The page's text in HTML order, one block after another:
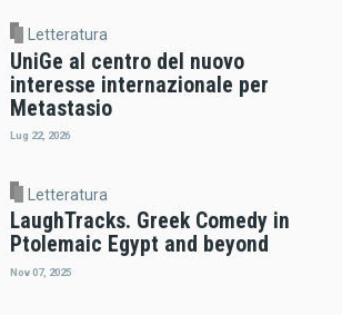
Letteratura
UniGe al centro del nuovo
interesse internazionale per
Metastasio
Lug 22, 2026
Letteratura
LaughTracks. Greek Comedy in
Ptolemaic Egypt and beyond
Nov 07, 2025